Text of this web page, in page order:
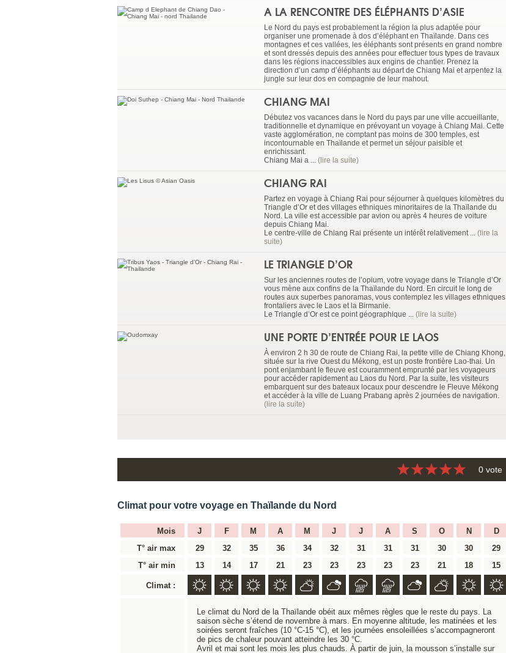
A LA RENCONTRE DES ÉLÉPHANTS D’ASIE
Le Nord du pays est probablement la région la plus adaptée pour
organiser une promenade à dos d’éléphant en Thaïlande. Dans ces
montagnes et ces vallées, les éléphants sont présents en grand nombre
et sont dressés depuis des années pour effectuer tous types de travaux
dans les régions inaccessibles aux engins de chantier. Prenez la
direction d’un camp d’éléphants au départ de Chiang Mai et arpentez la
jungle sur leur dos en compagnie de leur mahout.
CHIANG MAI
Débutez vos vacances dans le Nord du pays par une ville accueillante,
traditionnelle et dynamique en prévoyant un voyage à Chiang Mai. Cette
vaste agglomération, ne comptant pas moins de 300 temples, est
incontournable en Thaïlande et permet un séjour paisible et
enrichissant.
Chiang Mai a ... (lire la suite)
CHIANG RAI
Partez en voyage à Chiang Rai pour séjourner à quelques kilomètres du
Triangle d’Or et des villages ethniques minoritaires de la Thaïlande du
Nord. La ville est accessible par avion ou après 4 heures de voiture
depuis Chiang Mai.
Le centre-ville de Chiang Rai présente un intérêt relativement ... (lire la
suite)
LE TRIANGLE D’OR
Sur les anciennes routes de l’opium, votre voyage dans le Triangle d’Or
vous mène aux confins de la Thaïlande du Nord. En circuit le long de
routes aux superbes panoramas, vous contemplez les villages ethniques
frontaliers avec le Laos et la Birmanie.
Le Triangle d’Or est ce point géographique ... (lire la suite)
UNE PORTE D’ENTRÉE POUR LE LAOS
À environ 2 h 30 de route de Chiang Rai, la petite ville de Chiang Khong,
située sur la rive Ouest du Mékong, est un poste frontière Lao-thai. Un
pont enjambant le fleuve est couramment emprunté par les voyageurs
pour accéder rapidement au Laos du Nord. Par la suite, les visiteurs
embarquent sur des bateaux locaux pour descendre le Fleuve Mékong
et accéder à la ville de Luang Prabang après 2 journées de navigation.
(lire la suite)
0 vote
Climat pour votre voyage en Thaïlande du Nord
Mois J F M A M J J A S O N
D
T° air max
29 32 35 36 34 32 31 31 31 30 30
29
T° air min
13 14 17 21 23 23 23 23 23 21 18 15
Climat :
Le climat du Nord de la Thaïlande obéit aux mêmes règles que le reste du pays. La
saison sèche s’étend de novembre à mars. En moyenne altitude, les matinées et les
soirées seront fraîches (10 °C-15 °C), et les journées ensoleillées s’accompagneront
de pics de chaleur pouvant atteindre les 30 °C.
Avril et mai sont les mois les plus chauds. À partir de juin, la mousson s’installe sur